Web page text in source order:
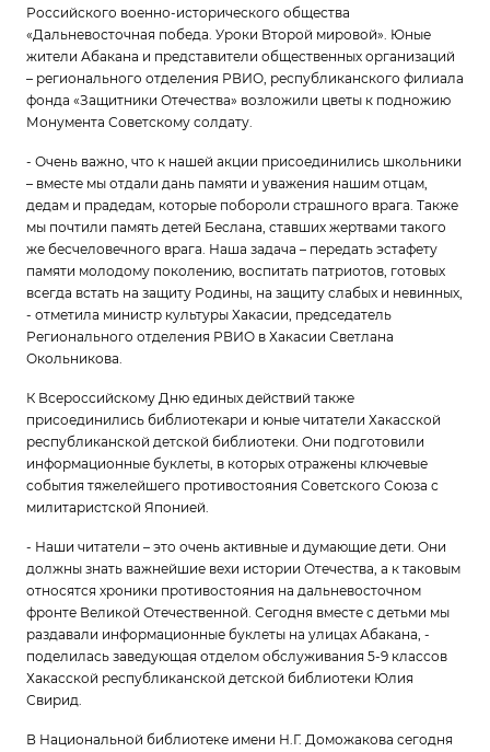
Российского военно-исторического общества
«Дальневосточная победа. Уроки Второй мировой». Юные
жители Абакана и представители общественных организаций
– регионального отделения РВИО, республиканского филиала
фонда «Защитники Отечества» возложили цветы к подножию
Монумента Советскому солдату.
- Очень важно, что к нашей акции присоединились школьники
– вместе мы отдали дань памяти и уважения нашим отцам,
дедам и прадедам, которые побороли страшного врага. Также
мы почтили память детей Беслана, ставших жертвами такого
же бесчеловечного врага. Наша задача – передать эстафету
памяти молодому поколению, воспитать патриотов, готовых
всегда встать на защиту Родины, на защиту слабых и невинных,
- отметила министр культуры Хакасии, председатель
Регионального отделения РВИО в Хакасии Светлана
Окольникова.
К Всероссийскому Дню единых действий также
присоединились библиотекари и юные читатели Хакасской
республиканской детской библиотеки. Они подготовили
информационные буклеты, в которых отражены ключевые
события тяжелейшего противостояния Советского Союза с
милитаристской Японией.
- Наши читатели – это очень активные и думающие дети. Они
должны знать важнейшие вехи истории Отечества, а к таковым
относятся хроники противостояния на дальневосточном
фронте Великой Отечественной. Сегодня вместе с детьми мы
раздавали информационные буклеты на улицах Абакана, -
поделилась заведующая отделом обслуживания 5-9 классов
Хакасской республиканской детской библиотеки Юлия
Свирид.
В Национальной библиотеке имени Н.Г. Доможакова сегодня